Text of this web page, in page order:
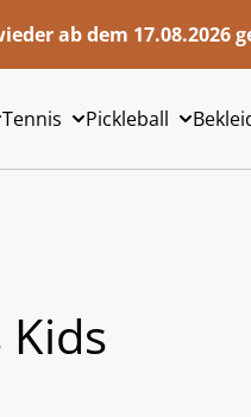
ab dem 17.08.2026
Tennis Pickleball